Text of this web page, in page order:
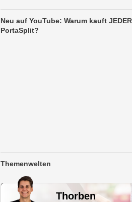
Neu auf YouTube: Warum kauft
PortaSplit?
Themenwelten
Thorben